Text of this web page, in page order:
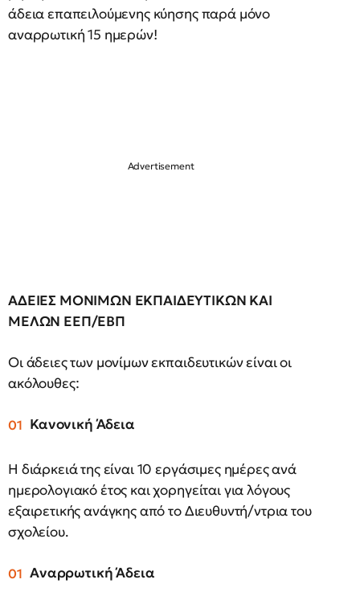
άδεια επαπειλούμενης κύησης παρά μόνο
αναρρωτική 15 ημερών!
ΑΔΕΙΕΣ ΜΟΝΙΜΩΝ ΕΚΠΑΙΔΕΥΤΙΚΩΝ ΚΑΙ
ΜΕΛΩΝ ΕΕΠ/ΕΒΠ
Οι άδειες των μονίμων εκπαιδευτικών είναι οι
ακόλουθες:
Κανονική Άδεια
H διάρκειά της είναι 10 εργάσιμες ημέρες ανά
ημερολογιακό έτος και χορηγείται για λόγους
εξαιρετικής ανάγκης από το Διευθυντή/ντρια του
σχολείου.
Αναρρωτική Άδεια